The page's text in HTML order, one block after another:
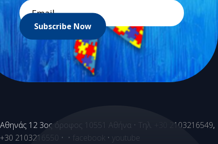
Subscribe Now
Aθηνάς 12 3ος όροφος 10551 Αθήνα • Τηλ. +30 2103216549,
+30 2103216550 • • facebook • youtube